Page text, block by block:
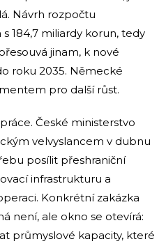
Návrh rozpočtu
184,7 miliardy korun, tedy
jinam, k nové
roku 2035. Německé
pro další růst.
České ministerstvo
velvyslancem v dubnu
posílit přeshraniční
infrastrukturu a
Konkrétní zakázka
není, ale okno se otevírá:
průmyslové kapacity, které